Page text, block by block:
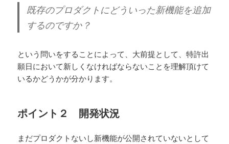
既存のプロダクトにどういった新機能を追加
するのですか？
という問いをすることによって、大前提として、特許出
願日において新しくなければならないことを理解頂けて
いるかどうかが分かります。
ポイント２ 開発状況
まだプロダクトないし新機能が公開されていないとして